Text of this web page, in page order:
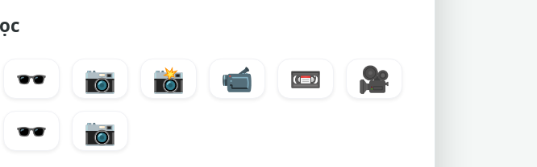
🕶️ 📷 📸 📹 📼
🎥
🕶️ 📷